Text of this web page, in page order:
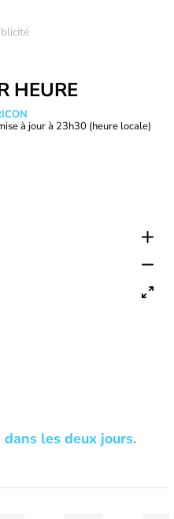
HEURE
à jour à 23h30 (heure locale)
les deux jours.